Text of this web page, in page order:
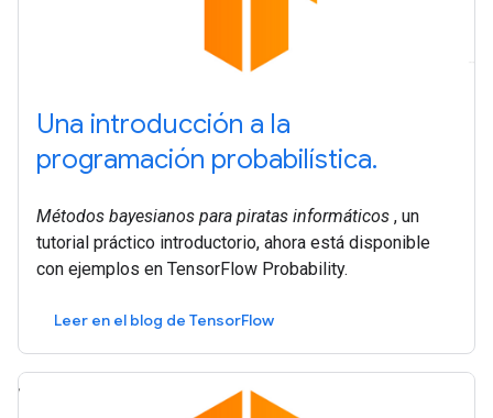
Una introducción a la
programación probabilística.
Métodos bayesianos para piratas informáticos , un
tutorial práctico introductorio, ahora está disponible
con ejemplos en TensorFlow Probability.
Leer en el blog de TensorFlow